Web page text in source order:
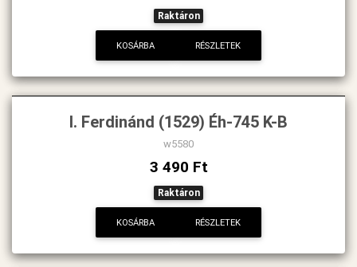
Raktáron
KOSÁRBA RÉSZLETEK
I. Ferdinánd (1529) Éh-745 K-B
w5580
3 490 Ft
Raktáron
KOSÁRBA RÉSZLETEK